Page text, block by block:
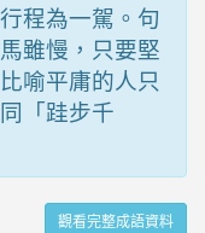
程為一駕。句
雖慢，只要堅
喻平庸的人只
「跬步千
觀看完整成語資料